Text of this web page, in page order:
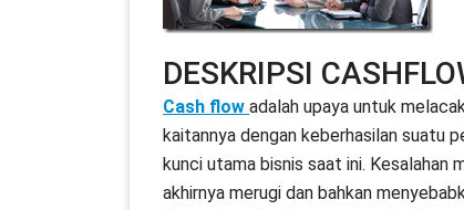
DESKRIPSI
Cash flow adalah upaya untuk
kaitannya dengan keberhasilan suatu
kunci utama bisnis saat ini. Kesalahan
akhirnya merugi dan bahkan